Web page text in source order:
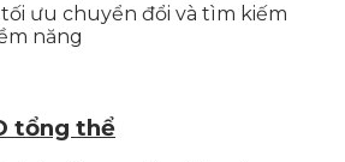
ưu chuyển đổi và tìm kiếm
năng
tổng thể